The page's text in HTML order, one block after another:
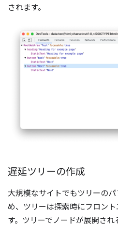
されます。
遅延ツリーの作成
大規模なサイトでもツリーの
め、ツリーは探索時にフロン
す。ツリーでノードが展開さ